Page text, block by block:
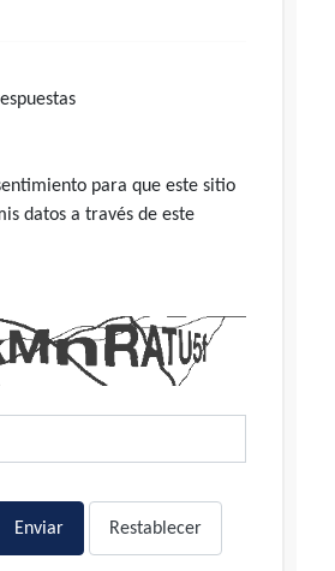
para que este sitio
datos a través de este
Enviar Restablecer